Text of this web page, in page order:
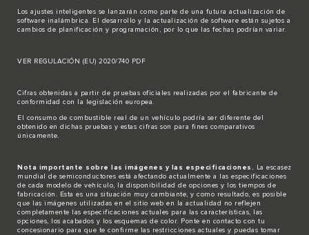
Los ajustes inteligentes se lanzarán como parte de una futura actualización de
software inalámbrica. El desarrollo y la actualización de software están sujetos a
cambios de planificación y programación, por lo que las fechas podrían variar.
VER REGULACIÓN (EU) 2020/740 PDF
Cifras obtenidas a partir de pruebas oficiales realizadas por el fabricante de
conformidad con la legislación europea.
El consumo de combustible real de un vehículo podría ser diferente del
obtenido en dichas pruebas y estas cifras son para fines comparativos
únicamente.
Nota importante sobre las imágenes y las especificaciones.
La escasez
mundial de semiconductores está afectando actualmente a las especificaciones
de cada modelo de vehículo, la disponibilidad de opciones y los tiempos de
fabricación. Esta es una situación muy cambiante, y como resultado, es posible
que las imágenes utilizadas en el sitio web en la actualidad no reflejen
completamente las especificaciones actuales para las características, las
opciones, los acabados y los esquemas de color. Ponte en contacto con tu
concesionario para que te confirme las restricciones actuales y puedas tomar